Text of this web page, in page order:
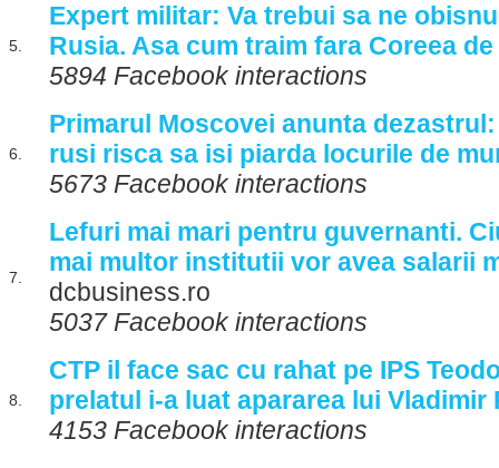
5.
Expert militar: Va trebui sa ne
Rusia. Asa cum traim fara Coreea
5894 Facebook interactions
6.
Primarul Moscovei anunta
rusi risca sa isi piarda locurile de
5673 Facebook interactions
7.
Lefuri mai mari pentru guvernanti.
mai multor institutii vor avea salarii
dcbusiness.ro
5037 Facebook interactions
8.
CTP il face sac cu rahat pe IPS
prelatul i-a luat apararea lui Vladimir
4153 Facebook interactions